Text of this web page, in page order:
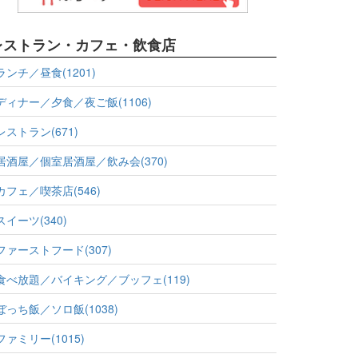
トラン・カフェ・飲食店
ンチ／昼食(1201)
ィナー／夕食／夜ご飯(1106)
ストラン(671)
酒屋／個室居酒屋／飲み会(370)
フェ／喫茶店(546)
イーツ(340)
ァーストフード(307)
べ放題／バイキング／ブッフェ(119)
っち飯／ソロ飯(1038)
ァミリー(1015)